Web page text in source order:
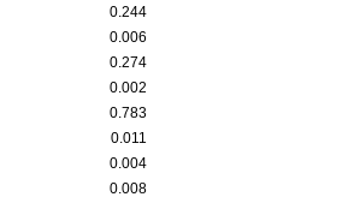
0.244
0.006
0.274
0.002
0.783
0.011
0.004
0.008